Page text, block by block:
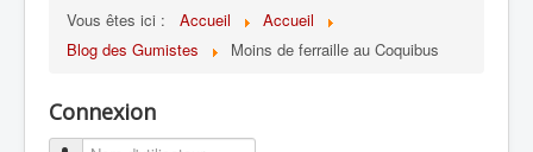
TOUT SUR LE GUMS
ESCALADE
Vous êtes ici : Accueil
Accueil
Blog des Gumistes
Moins de ferraille au Coquibus
Connexion